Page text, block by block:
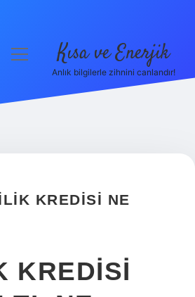
menüyü
Kısa ve Enerjik
Anlık bilgilerle zihnini canlandır!
KREDISI NE
KREDISI